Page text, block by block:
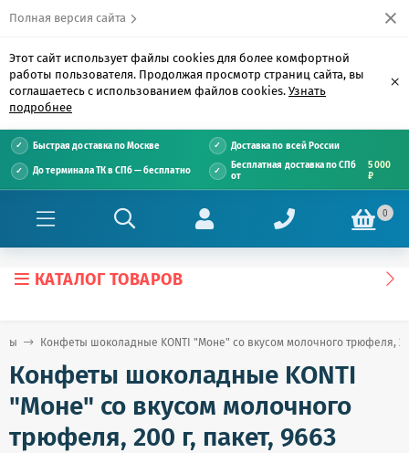
Полная версия сайта
Этот сайт использует файлы cookies для более комфортной
работы пользователя. Продолжая просмотр страниц сайта, вы
соглашаетесь с использованием файлов cookies. Узнать
подробнее
×
Быстрая доставка по Москве Доставка по всей России
До терминала ТК в СПб — бесплатно
Бесплатная доставка по СПб
от
5 000
₽
0
КАТАЛОГ ТОВАРОВ
Конфеты шоколадные KONTI "Моне" со вкусом молочного трюфеля,
Конфеты шоколадные KONTI
"Моне" со вкусом молочного
трюфеля, 200 г, пакет, 9663